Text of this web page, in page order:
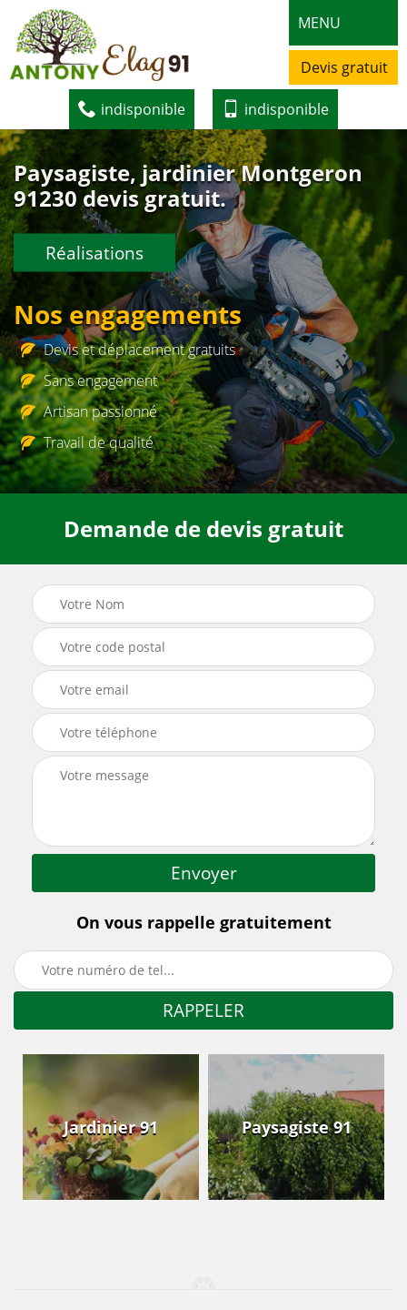
MENU
Devis gratuit
indisponible indisponible
Paysagiste, jardinier Montgeron
91230 devis gratuit.
Réalisations
Nos engagements
Devis et déplacement gratuits
Sans engagement
Artisan passionné
Travail de qualité
Demande de devis gratuit
On vous rappelle gratuitement
Jardinier 91 Paysagiste 91